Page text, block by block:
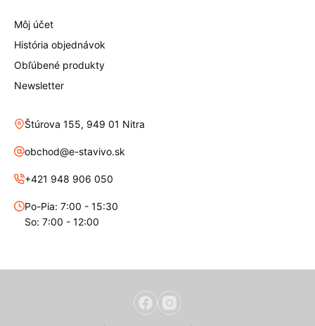
Môj účet
História objednávok
Obľúbené produkty
Newsletter
Štúrova 155, 949 01 Nitra
obchod@e-stavivo.sk
+421 948 906 050
Po-Pia: 7:00 - 15:30
So: 7:00 - 12:00